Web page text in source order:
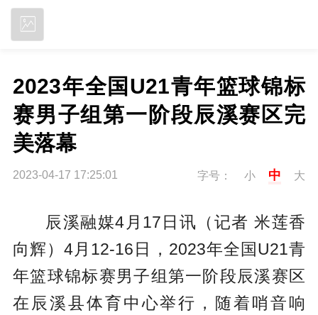
2023年全国U21青年篮球锦标
赛男子组第一阶段辰溪赛区完
美落幕
2023-04-17 17:25:01 字号： 小 中 大
辰溪融媒4月17日讯（记者 米莲香
向辉）4月12-16日，2023年全国U21青
年篮球锦标赛男子组第一阶段辰溪赛区
在辰溪县体育中心举行，随着哨音响